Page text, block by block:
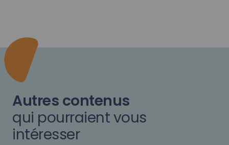
Autres contenus
qui pourraient vous
intéresser